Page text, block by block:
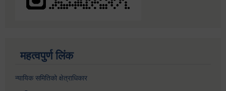
महत्वपुर्ण लिंक
न्यायिक समितिको क्षेत्राधिकार